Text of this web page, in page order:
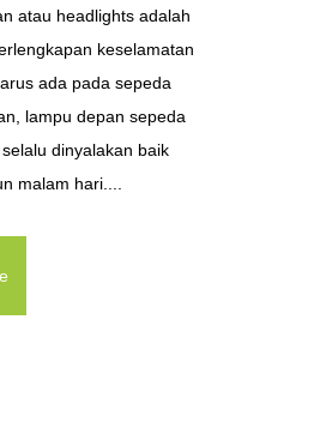
atau headlights adalah
keselamatan
ada pada sepeda
lampu depan sepeda
dinyalakan baik
malam hari....